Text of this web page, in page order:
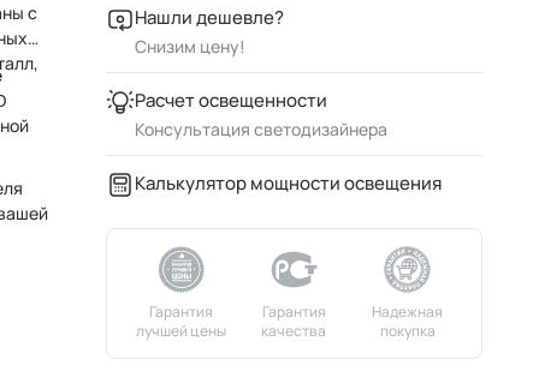
с
Нашли дешевле?
Снизим цену!
Расчет освещенности
Консультация светодизайнера
Калькулятор мощности освещения